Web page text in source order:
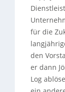
für die
den
er dann
Log